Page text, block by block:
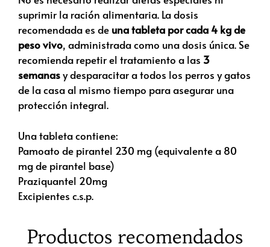
suprimir la ración alimentaria. La dosis
recomendada es de una tableta por cada 4 kg de
peso vivo, administrada como una dosis única. Se
recomienda repetir el tratamiento a las 3
semanasy desparacitar a todos los perros y gatos
de la casa al mismo tiempo para asegurar una
protección integral.
Una tableta contiene:
Pamoato de pirantel 230 mg (equivalente a 80
mg de pirantel base)
Praziquantel 20mg
Excipientes c.s.p.
Productos recomendados